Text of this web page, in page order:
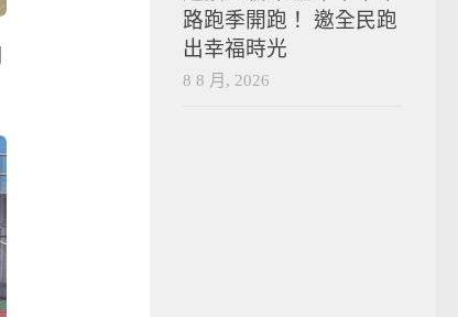
路跑季開跑！ 邀全民跑
出幸福時光
8 8 月, 2026